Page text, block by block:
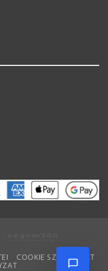
COOKIE SZABÁLYZAT